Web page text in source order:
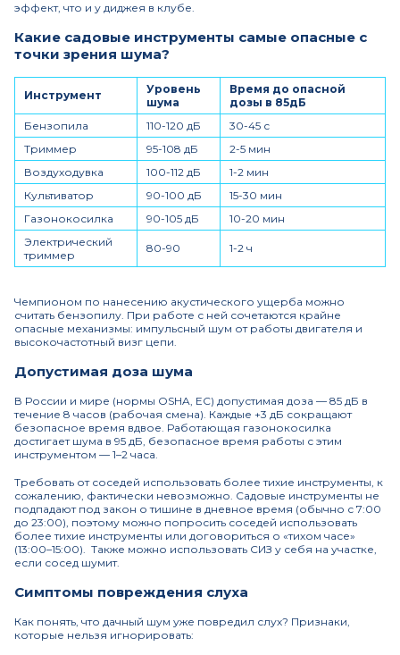
эффект, что и у диджея в клубе.
Какие садовые инструменты самые опасные с
точки зрения шума?
Инструмент
Уровень
шума
Время до опасной
дозы в 85дБ
Бензопила
110-120 дБ
30-45 с
Триммер
95-108 дБ
2-5 мин
Воздуходувка
100-112 дБ
1-2 мин
Культиватор
90-100 дБ
15-30 мин
Газонокосилка
90-105 дБ
10-20 мин
Электрический
триммер
80-90 1-2 ч
Чемпионом по нанесению акустического ущерба можно
считать бензопилу. При работе с ней сочетаются крайне
опасные механизмы: импульсный шум от работы двигателя и
высокочастотный визг цепи.
Допустимая доза шума
В России и мире (нормы OSHA, ЕС) допустимая доза — 85 дБ в
течение 8 часов (рабочая смена). Каждые +3 дБ сокращают
безопасное время вдвое. Работающая газонокосилка
достигает шума в 95 дБ, безопасное время работы с этим
инструментом — 1–2 часа.
Требовать от соседей использовать более тихие инструменты, к
сожалению, фактически невозможно. Садовые инструменты не
подпадают под закон о тишине в дневное время (обычно с 7:00
до 23:00), поэтому можно попросить соседей использовать
более тихие инструменты или договориться о «тихом часе»
(13:00–15:00). Также можно использовать СИЗ у себя на участке,
если сосед шумит.
Симптомы повреждения слуха
Как понять, что дачный шум уже повредил слух? Признаки,
которые нельзя игнорировать: